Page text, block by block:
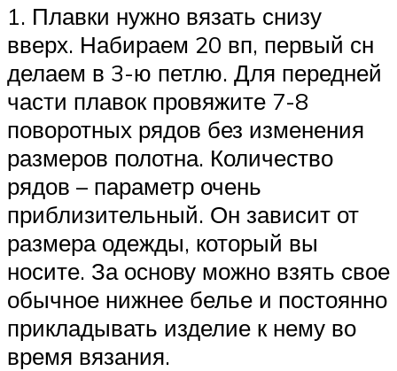
1. Плавки нужно вязать снизу
вверх. Набираем 20 вп, первый сн
делаем в 3-ю петлю. Для передней
части плавок провяжите 7-8
поворотных рядов без изменения
размеров полотна. Количество
рядов – параметр очень
приблизительный. Он зависит от
размера одежды, который вы
носите. За основу можно взять свое
обычное нижнее белье и постоянно
прикладывать изделие к нему во
время вязания.